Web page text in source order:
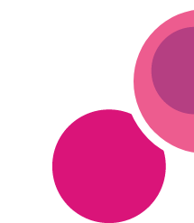
A
c
c
e
i
A
e